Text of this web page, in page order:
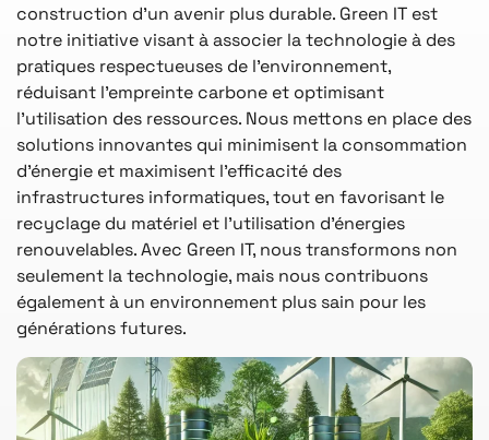
construction d’un avenir plus durable. Green IT est
notre initiative visant à associer la technologie à des
pratiques respectueuses de l’environnement,
réduisant l’empreinte carbone et optimisant
l’utilisation des ressources. Nous mettons en place des
solutions innovantes qui minimisent la consommation
d’énergie et maximisent l’efficacité des
infrastructures informatiques, tout en favorisant le
recyclage du matériel et l’utilisation d’énergies
renouvelables. Avec Green IT, nous transformons non
seulement la technologie, mais nous contribuons
également à un environnement plus sain pour les
générations futures.